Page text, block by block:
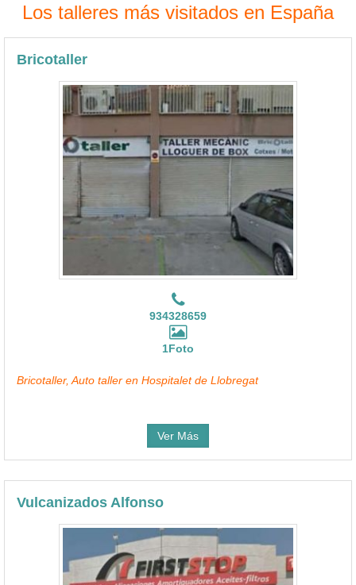
Los talleres más visitados en España
Bricotaller
934328659
1Foto
Bricotaller, Auto taller en Hospitalet de Llobregat
Ver Más
Vulcanizados Alfonso